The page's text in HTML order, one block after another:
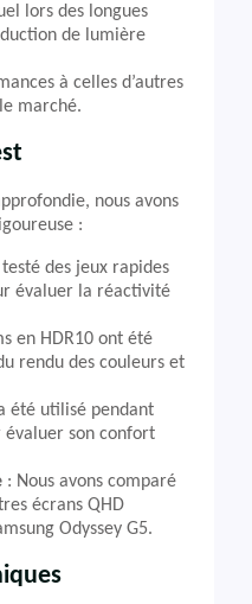
lors des longues
de lumière
à celles d’autres
marché.
nous avons
:
testé des jeux rapides
évaluer la réactivité
en HDR10 ont été
rendu des couleurs et
été utilisé pendant
évaluer son confort
: Nous avons comparé
écrans QHD
Odyssey G5.